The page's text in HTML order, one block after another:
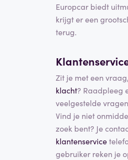
Europcar biedt
krijgt er een
terug.
Zit je met een
klacht? Raadpleeg
veelgestelde
Vind je niet
zoek bent? Je
klantenservice
gebruiker reken je